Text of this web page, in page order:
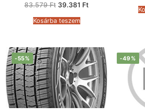
83.579Ft Original
was:
83.579 Ft.
39.381 FtCurrent
Kosárba teszem
-55% -49%